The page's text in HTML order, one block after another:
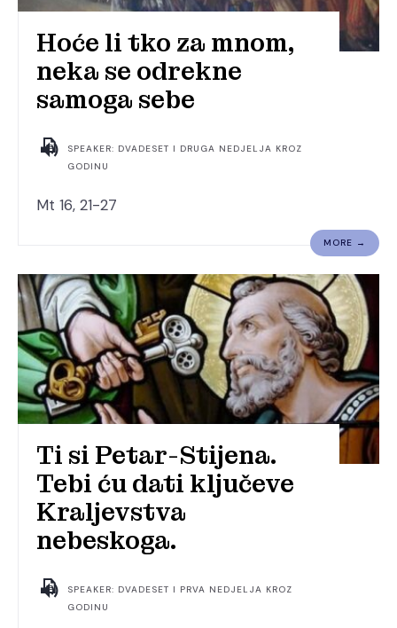
Hoće li tko za mnom,
neka se odrekne
samoga sebe
SPEAKER: DVADESET I DRUGA NEDJELJA KROZ
GODINU
Mt 16, 21-27
MORE →
Ti si Petar-Stijena.
Tebi ću dati ključeve
Kraljevstva
nebeskoga.
SPEAKER: DVADESET I PRVA NEDJELJA KROZ
GODINU